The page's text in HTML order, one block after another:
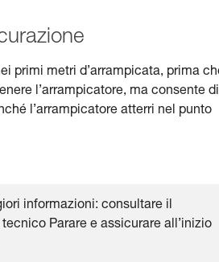
primi metri d’arrampicata, prima
l’arrampicatore, ma consente di
l’arrampicatore atterri nel punto
informazioni: consultare il
Parare e assicurare all’inizio